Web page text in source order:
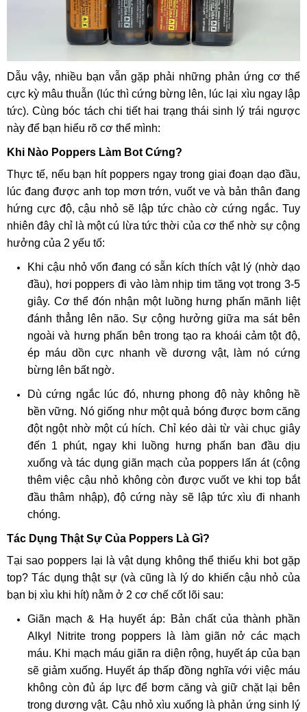
Dẫu vậy, nhiều bạn vẫn gặp phải những phản ứng cơ thể
cực kỳ mâu thuẫn (lúc thì cứng bừng lên, lúc lại xìu ngay lập
tức). Cùng bóc tách chi tiết hai trạng thái sinh lý trái ngược
này để bạn hiểu rõ cơ thể mình:
Khi Nào Poppers Làm Bot Cứng?
Thực tế, nếu bạn hít poppers ngay trong giai đoạn dạo đầu,
lúc đang được anh top mơn trớn, vuốt ve và bản thân đang
hứng cực độ, cậu nhỏ sẽ lập tức chào cờ cứng ngắc. Tuy
nhiên đây chỉ là một cú lừa tức thời của cơ thể nhờ sự cộng
hưởng của 2 yếu tố:
Khi cậu nhỏ vốn đang có sẵn kích thích vật lý (nhờ dạo
đầu), hơi poppers đi vào làm nhịp tim tăng vọt trong 3-5
giây. Cơ thể đón nhận một luồng hưng phấn mãnh liệt
đánh thẳng lên não. Sự cộng hưởng giữa ma sát bên
ngoài và hưng phấn bên trong tạo ra khoái cảm tột độ,
ép máu dồn cực nhanh về dương vật, làm nó cứng
bừng lên bất ngờ.
Dù cứng ngắc lúc đó, nhưng phong độ này không hề
bền vững. Nó giống như một quả bóng được bơm căng
đột ngột nhờ một cú hích. Chỉ kéo dài từ vài chục giây
đến 1 phút, ngay khi luồng hưng phấn ban đầu dịu
xuống và tác dụng giãn mạch của poppers lấn át (cộng
thêm việc cậu nhỏ không còn được vuốt ve khi top bắt
đầu thâm nhập), độ cứng này sẽ lập tức xìu đi nhanh
chóng.
Tác Dụng Thật Sự Của Poppers Là Gì?
Tại sao poppers lại là vật dụng không thể thiếu khi bot gặp
top? Tác dụng thật sự (và cũng là lý do khiến cậu nhỏ của
bạn bị xìu khi hít) nằm ở 2 cơ chế cốt lõi sau:
Giãn mạch & Hạ huyết áp: Bản chất của thành phần
Alkyl Nitrite trong poppers là làm giãn nở các mạch
máu. Khi mạch máu giãn ra diện rộng, huyết áp của bạn
sẽ giảm xuống. Huyết áp thấp đồng nghĩa với việc máu
không còn đủ áp lực để bơm căng và giữ chặt lại bên
trong dương vật. Cậu nhỏ xìu xuống là phản ứng sinh lý